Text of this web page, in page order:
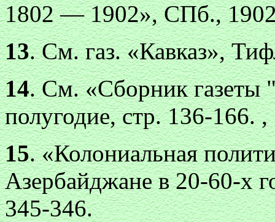
1802 — 1902», СПб.,
13. См. газ. «Кавказ»,
14. См. «Сборник газеты
полугодие, стр. 136-166. ,
15. «Колониальная
Азербайджане в 20-60-х
345-346.